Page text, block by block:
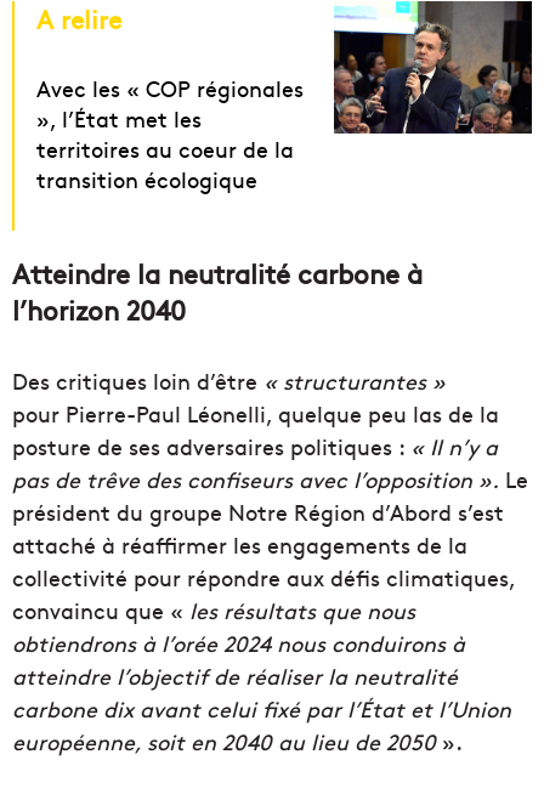
A relire
Avec les « COP régionales
», l’État met les
territoires au coeur de la
transition écologique
Atteindre la neutralité carbone à
l’horizon 2040
Des critiques loin d’être « structurantes »
pour Pierre-Paul Léonelli, quelque peu las de la
posture de ses adversaires politiques : « Il n’y a
pas de trêve des confiseurs avec l’opposition ». Le
président du groupe Notre Région d’Abord s’est
attaché à réaffirmer les engagements de la
collectivité pour répondre aux défis climatiques,
convaincu que « les résultats que nous
obtiendrons à l’orée 2024 nous conduirons à
atteindre l’objectif de réaliser la neutralité
carbone dix avant celui fixé par l’État et l’Union
européenne, soit en 2040 au lieu de 2050 ».